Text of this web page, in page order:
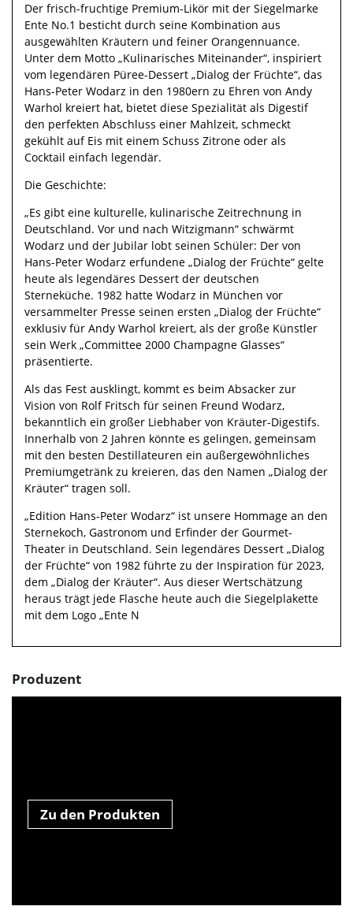
Der frisch-fruchtige Premium-Likör mit der Siegelmarke
Ente No.1 besticht durch seine Kombination aus
ausgewählten Kräutern und feiner Orangennuance.
Unter dem Motto „Kulinarisches Miteinander“, inspiriert
vom legendären Püree-Dessert „Dialog der Früchte“, das
Hans-Peter Wodarz in den 1980ern zu Ehren von Andy
Warhol kreiert hat, bietet diese Spezialität als Digestif
den perfekten Abschluss einer Mahlzeit, schmeckt
gekühlt auf Eis mit einem Schuss Zitrone oder als
Cocktail einfach legendär.
Die Geschichte:
„Es gibt eine kulturelle, kulinarische Zeitrechnung in
Deutschland. Vor und nach Witzigmann“ schwärmt
Wodarz und der Jubilar lobt seinen Schüler: Der von
Hans-Peter Wodarz erfundene „Dialog der Früchte“ gelte
heute als legendäres Dessert der deutschen
Sterneküche. 1982 hatte Wodarz in München vor
versammelter Presse seinen ersten „Dialog der Früchte“
exklusiv für Andy Warhol kreiert, als der große Künstler
sein Werk „Committee 2000 Champagne Glasses“
präsentierte.
Als das Fest ausklingt, kommt es beim Absacker zur
Vision von Rolf Fritsch für seinen Freund Wodarz,
bekanntlich ein großer Liebhaber von Kräuter-Digestifs.
Innerhalb von 2 Jahren könnte es gelingen, gemeinsam
mit den besten Destillateuren ein außergewöhnliches
Premiumgetränk zu kreieren, das den Namen „Dialog der
Kräuter“ tragen soll.
„Edition Hans-Peter Wodarz“ ist unsere Hommage an den
Sternekoch, Gastronom und Erfinder der Gourmet-
Theater in Deutschland. Sein legendäres Dessert „Dialog
der Früchte“ von 1982 führte zu der Inspiration für 2023,
dem „Dialog der Kräuter“. Aus dieser Wertschätzung
heraus trägt jede Flasche heute auch die Siegelplakette
mit dem Logo „Ente N
Produzent
Zu den Produkten